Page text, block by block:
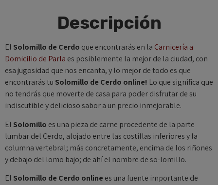
Descripción
El Solomillo de Cerdo que encontrarás en la Carnicería a
Domicilio de Parla es posiblemente la mejor de la ciudad, con
esa jugosidad que nos encanta, y lo mejor de todo es que
encontrarás tu Solomillo de Cerdo online! Lo que significa que
no tendrás que moverte de casa para poder disfrutar de su
indiscutible y delicioso sabor a un precio inmejorable.
El Solomillo es una pieza de carne procedente de la parte
lumbar del Cerdo, alojado entre las costillas inferiores y la
columna vertebral; más concretamente, encima de los riñones
y debajo del lomo bajo; de ahí el nombre de so-lomillo.
El Solomillo de Cerdo online es una fuente importante de